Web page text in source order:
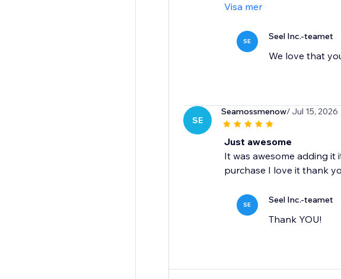
Visa mer
SE Seel Inc.-teamet
We love that
SE
Seamossmenow/ Jul 15, 2026
Just awesome
It was awesome adding
purchase I love it thank
SE Seel Inc.-teamet
Thank YOU!